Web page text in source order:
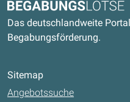
Begabungslotse
Das deutschlandweite
Begabungsförderung.
Sitemap
Angebotssuche